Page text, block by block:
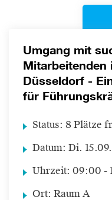
Umgang mit
Mitarbeitenden
Düsseldorf -
für
Status: 8 Plätze
Datum: Di.
Uhrzeit: 09:00 -
Ort: Raum A